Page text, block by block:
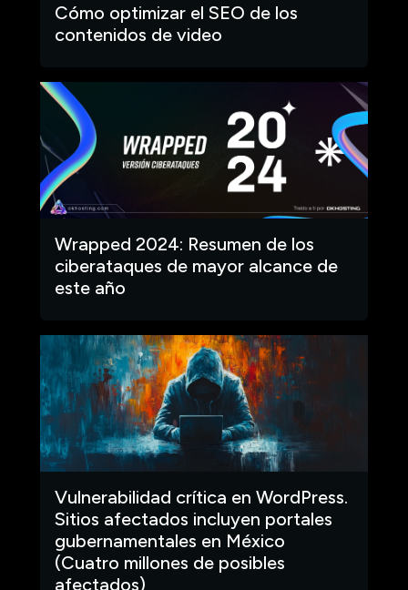
Cómo optimizar el SEO de los
contenidos de video
Wrapped 2024: Resumen de los
ciberataques de mayor alcance de
este año
Vulnerabilidad crítica en WordPress.
Sitios afectados incluyen portales
gubernamentales en México
(Cuatro millones de posibles
afectados)